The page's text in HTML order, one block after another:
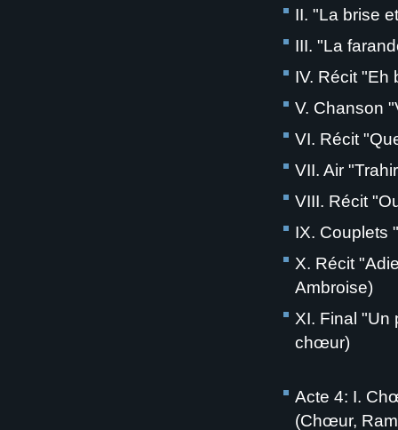
II. "La brise
III. "La
IV. Récit "Eh
V. Chanson
VI. Récit
VII. Air
VIII. Récit
IX. Couplets
X. Récit
Ambroise)
XI. Final "Un
chœur)
Acte 4: I.
(Chœur,